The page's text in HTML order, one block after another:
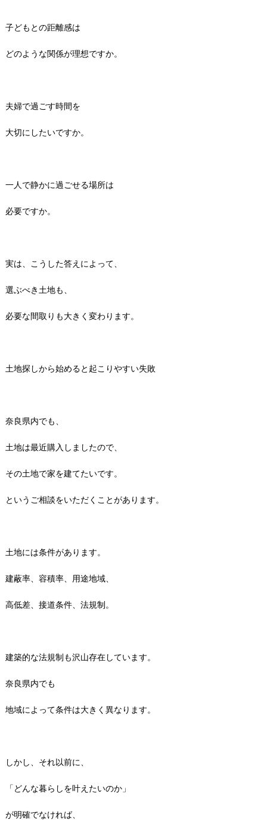
子どもとの距離感は
どのような関係が理想ですか。
夫婦で過ごす時間を
大切にしたいですか。
一人で静かに過ごせる場所は
必要ですか。
実は、こうした答えによって、
選ぶべき土地も、
必要な間取りも大きく変わります。
土地探しから始めると起こりやすい失敗
奈良県内でも、
土地は最近購入しましたので、
その土地で家を建てたいです。
というご相談をいただくことがあります。
土地には条件があります。
建蔽率、容積率、用途地域、
高低差、接道条件、法規制。
建築的な法規制も沢山存在しています。
奈良県内でも
地域によって条件は大きく異なります。
しかし、それ以前に、
「どんな暮らしを叶えたいのか」
が明確でなければ、